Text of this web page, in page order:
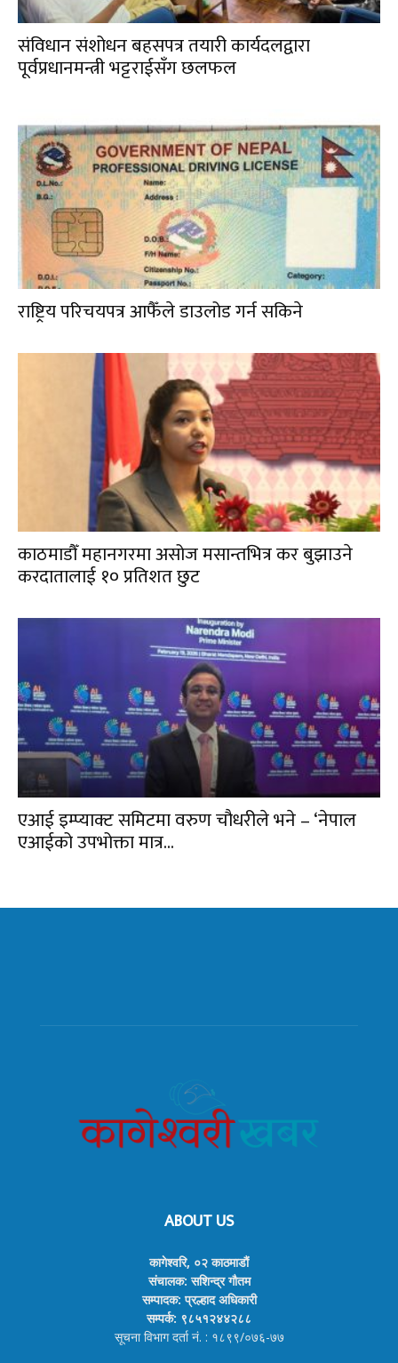
संविधान संशोधन बहसपत्र तयारी कार्यदलद्वारा
पूर्वप्रधानमन्त्री भट्टराईसँग छलफल
राष्ट्रिय परिचयपत्र आफैँले डाउलोड गर्न सकिने
काठमाडौँ महानगरमा असोज मसान्तभित्र कर बुझाउने
करदातालाई १० प्रतिशत छुट
एआई इम्प्याक्ट समिटमा वरुण चौधरीले भने – ‘नेपाल
एआईको उपभोक्ता मात्र...
ABOUT US
कागेश्वरि, ०२ काठमाडौं
संचालक: सशिन्द्र गौतम
सम्पादक: प्रल्हाद अधिकारी
सम्पर्क: ९८५१२४४२८८
सूचना विभाग दर्ता नं. : १८९९/०७६-७७